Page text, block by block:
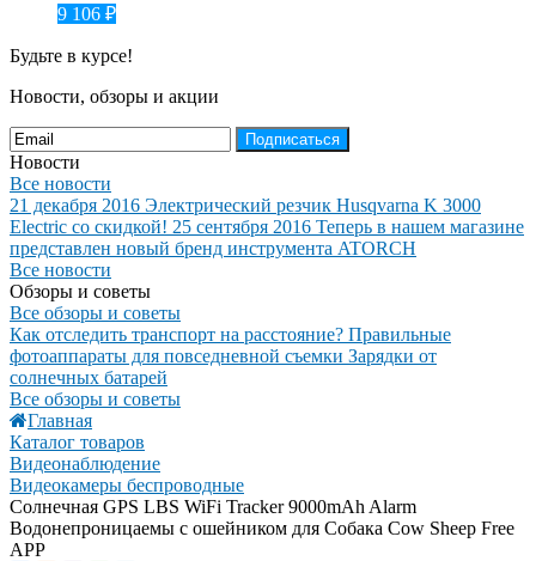
9 106 ₽
Будьте в курсе!
Новости, обзоры и акции
Подписаться
Новости
Все новости
21 декабря 2016 Электрический резчик Husqvarna K 3000
Electric со скидкой! 25 сентября 2016 Теперь в нашем магазине
представлен новый бренд инструмента ATORCH
Все новости
Обзоры и советы
Все обзоры и советы
Как отследить транспорт на расстояние? Правильные
фотоаппараты для повседневной съемки Зарядки от
солнечных батарей
Все обзоры и советы
Главная
Каталог товаров
Видеонаблюдение
Видеокамеры беспроводные
Солнечная GPS LBS WiFi Tracker 9000mAh Alarm
Водонепроницаемы с ошейником для Собака Cow Sheep Free
APP